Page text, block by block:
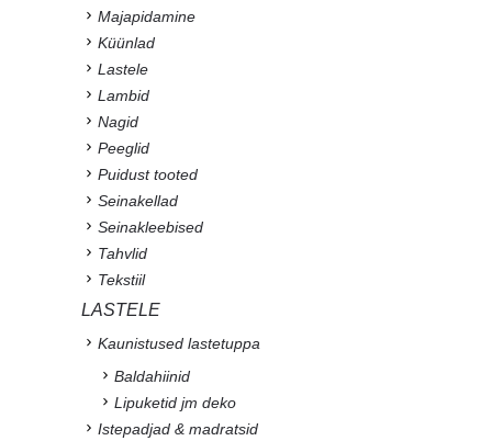
Majapidamine
Küünlad
Lastele
Lambid
Nagid
Peeglid
Puidust tooted
Seinakellad
Seinakleebised
Tahvlid
Tekstiil
LASTELE
Kaunistused lastetuppa
Baldahiinid
Lipuketid jm deko
Istepadjad & madratsid